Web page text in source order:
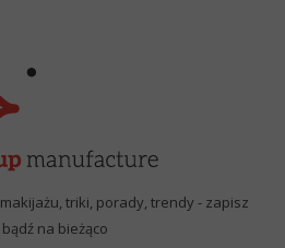
triki, porady, trendy - zapisz
bądź na bieżąco